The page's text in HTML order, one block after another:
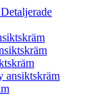
ansiktskräm